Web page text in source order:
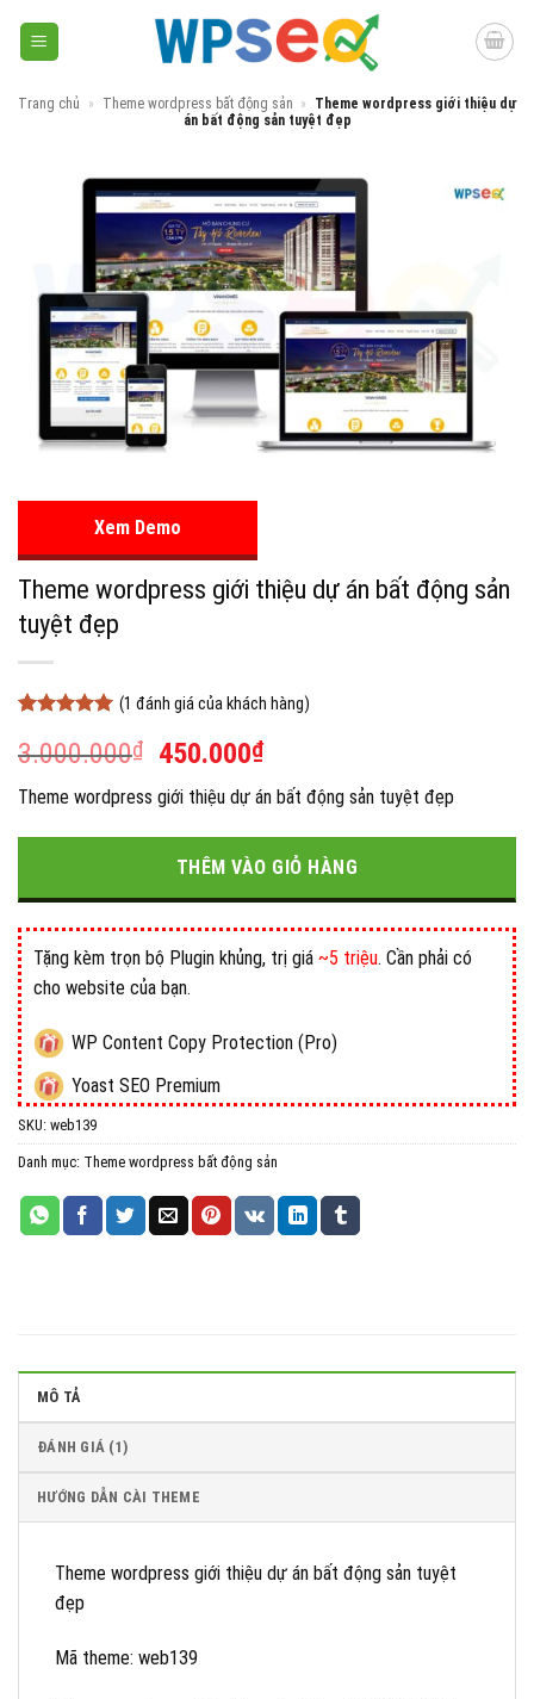
Trang chủ » Theme wordpress bất động sản »
Theme wordpress giới thiệu dự
án bất động sản tuyệt đẹp
Xem Demo
Theme wordpress giới thiệu dự án bất động sản
tuyệt đẹp
dựa trên
đánh giá
(1 đánh giá của khách hàng)
3.000.000₫
Giá
gốc
là:
3.000.000₫.
450.000₫Giá
hiện
tại
là:
450.000₫.
Theme wordpress giới thiệu dự án bất động sản tuyệt đẹp
THÊM VÀO GIỎ HÀNG
Tặng kèm trọn bộ Plugin khủng, trị giá ~5 triệu. Cần phải có
cho website của bạn.
WP Content Copy Protection (Pro)
Yoast SEO Premium
All in One WP Migration Unlimited Extension
iThemes Security Pro
Wordfence Security Premium
SKU: web139
Danh mục: Theme wordpress bất động sản
MÔ TẢ
ĐÁNH GIÁ (1)
HƯỚNG DẪN CÀI THEME
Theme wordpress giới thiệu dự án bất động sản tuyệt
đẹp
Mã theme: web139